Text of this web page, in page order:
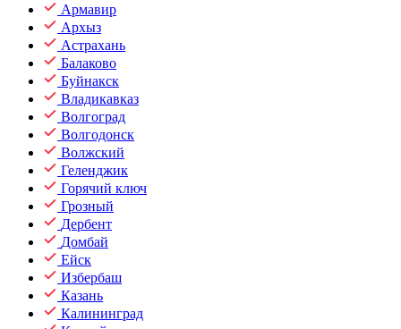
Армавир
Архыз
Астрахань
Балаково
Буйнакск
Владикавказ
Волгоград
Волгодонск
Волжский
Геленджик
Горячий ключ
Грозный
Дербент
Домбай
Ейск
Избербаш
Казань
Калининград